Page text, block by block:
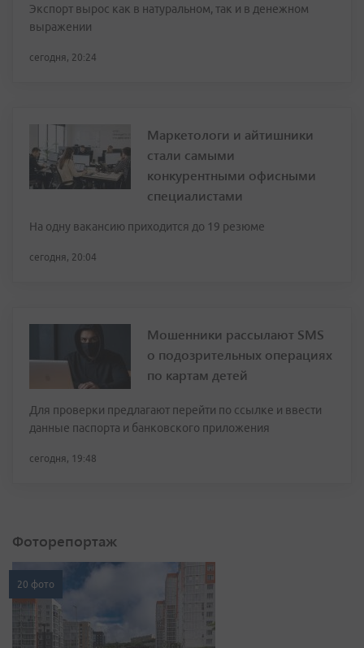
Экспорт вырос как в натуральном, так и в денежном
выражении
сегодня, 20:24
Маркетологи и айтишники
стали самыми
конкурентными офисными
специалистами
На одну вакансию приходится до 19 резюме
сегодня, 20:04
Мошенники рассылают SMS
о подозрительных операциях
по картам детей
Для проверки предлагают перейти по ссылке и ввести
данные паспорта и банковского приложения
сегодня, 19:48
Фоторепортаж
20 фото